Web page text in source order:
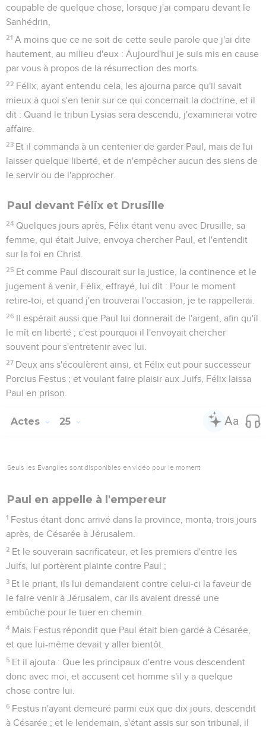
coupable de quelque chose, lorsque j'ai comparu devant le
Sanhédrin,
21 A moins que ce ne soit de cette seule parole que j'ai dite
hautement, au milieu d'eux : Aujourd'hui je suis mis en cause
par vous à propos de la résurrection des morts.
22 Félix, ayant entendu cela, les ajourna parce qu'il savait
mieux à quoi s'en tenir sur ce qui concernait la doctrine, et il
dit : Quand le tribun Lysias sera descendu, j'examinerai votre
affaire.
23 Et il commanda à un centenier de garder Paul, mais de lui
laisser quelque liberté, et de n'empêcher aucun des siens de
le servir ou de l'approcher.
Paul devant Félix et Drusille
24 Quelques jours après, Félix étant venu avec Drusille, sa
femme, qui était Juive, envoya chercher Paul, et l'entendit
sur la foi en Christ.
25 Et comme Paul discourait sur la justice, la continence et le
jugement à venir, Félix, effrayé, lui dit : Pour le moment
retire-toi, et quand j'en trouverai l'occasion, je te rappellerai.
26 Il espérait aussi que Paul lui donnerait de l'argent, afin qu'il
le mît en liberté ; c'est pourquoi il l'envoyait chercher
souvent pour s'entretenir avec lui.
27 Deux ans s'écoulèrent ainsi, et Félix eut pour successeur
Porcius Festus ; et voulant faire plaisir aux Juifs, Félix laissa
Paul en prison.
Actes 25
Seuls les Évangiles sont disponibles en vidéo pour le moment.
Paul en appelle à l'empereur
1 Festus étant donc arrivé dans la province, monta, trois jours
après, de Césarée à Jérusalem.
2 Et le souverain sacrificateur, et les premiers d'entre les
Juifs, lui portèrent plainte contre Paul ;
3 Et le priant, ils lui demandaient contre celui-ci la faveur de
le faire venir à Jérusalem, car ils avaient dressé une
embûche pour le tuer en chemin.
4 Mais Festus répondit que Paul était bien gardé à Césarée,
et que lui-même devait y aller bientôt.
5 Et il ajouta : Que les principaux d'entre vous descendent
donc avec moi, et accusent cet homme s'il y a quelque
chose contre lui.
6 Festus n'ayant demeuré parmi eux que dix jours, descendit
à Césarée ; et le lendemain, s'étant assis sur son tribunal, il